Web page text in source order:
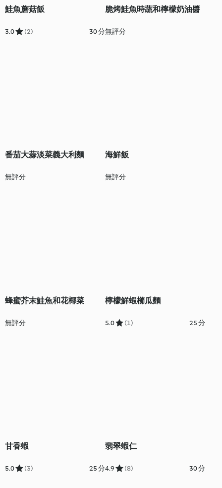
鮭魚蘑菇飯
3.0 (2) 30 分
脆烤鮭魚時蔬和檸檬奶油醬
無評分
番茄大蒜淡菜義大利麵
無評分
海鮮飯
無評分
蜂蜜芥末鮭魚和花椰菜
無評分
檸檬鮮蝦櫛瓜麵
5.0 (1) 25 分
甘香蝦
5.0 (3) 25 分
翡翠蝦仁
4.9 (8) 30 分